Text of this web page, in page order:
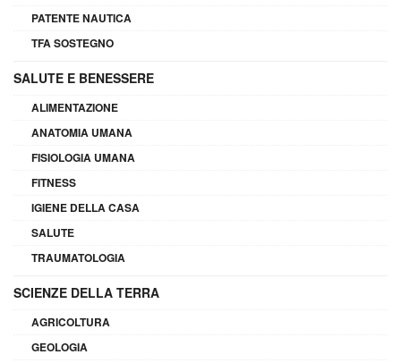
PATENTE NAUTICA
TFA SOSTEGNO
SALUTE E BENESSERE
ALIMENTAZIONE
ANATOMIA UMANA
FISIOLOGIA UMANA
FITNESS
IGIENE DELLA CASA
SALUTE
TRAUMATOLOGIA
SCIENZE DELLA TERRA
AGRICOLTURA
GEOLOGIA